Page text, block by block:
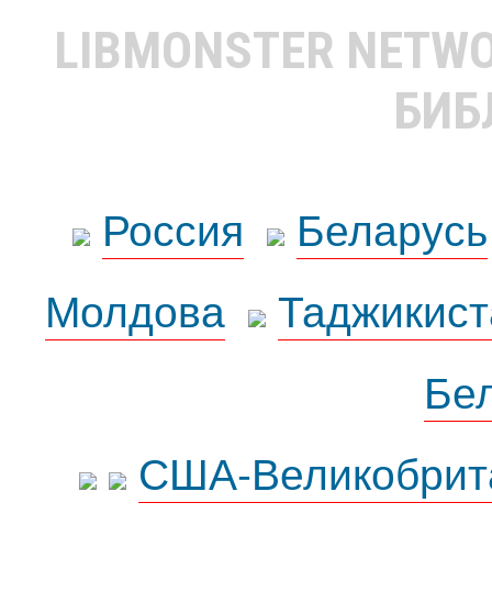
LIBMONSTER
Россия
Беларусь
Молдова
США-